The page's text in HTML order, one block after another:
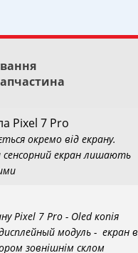
Pixel 7 Pro
окремо від екрану.
екран лишають
Pixel 7 Pro - Oled копія
модуль - екран в
зовнішнім склом